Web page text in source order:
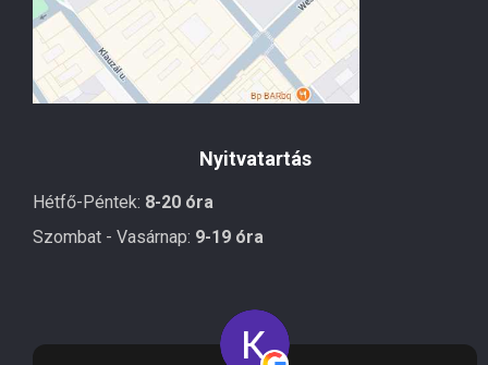
Nyitvatartás
Hétfő-Péntek: 8-20 óra
Szombat - Vasárnap: 9-19 óra